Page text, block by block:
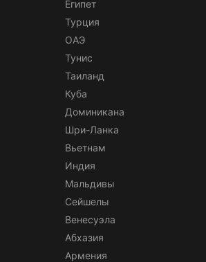
Египет
Турция
ОАЭ
Тунис
Таиланд
Куба
Доминикана
Шри-Ланка
Вьетнам
Индия
Мальдивы
Сейшелы
Венесуэла
Абхазия
Армения